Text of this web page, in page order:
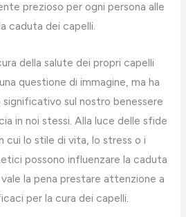
prezioso per ogni persona alle
caduta dei capelli.
della salute dei propri capelli
questione di immagine, ma ha
sul nostro benessere
in noi stessi. Alla luce delle sfide
cui lo stile di vita, lo stress o i
possono influenzare la caduta
la pena prestare attenzione a
per la cura dei capelli.